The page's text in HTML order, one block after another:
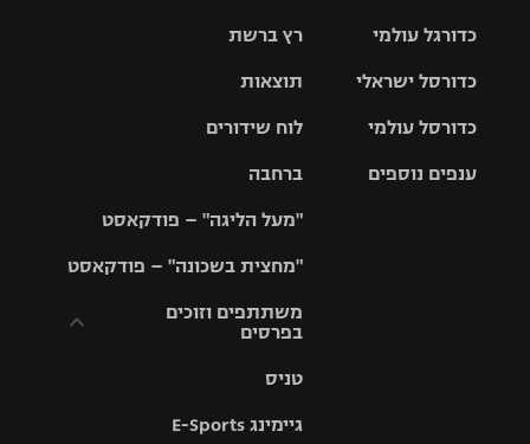
רץ ברשת
תוצאות
לוח שידורים
ברחבה
"מעל הליגה" – פודקאסט
"מחצית בשכונה" – פודקאסט
משתתפים וזוכים
בפרסים
וזוכים בפרסים
טניס
גיימינג E-Sports
גביע הטוטו
כדורגל עולמי
האלופות
ליגה
כדורסל ישראלי
סל
כדורסל עולמי
ענפים נוספים